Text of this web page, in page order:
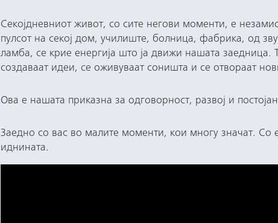
Секојдневниот живот, со сите негови моменти, е
пулсот на секој дом, училиште, болница, фабрика, од
ламба, се крие енергија што ја движи нашата заедница.
создаваат идеи, се оживуваат соништа и се отвораат
Ова е нашата приказна за одговорност, развој и
Заедно со вас во малите моменти, кои многу значат. Со
иднината.